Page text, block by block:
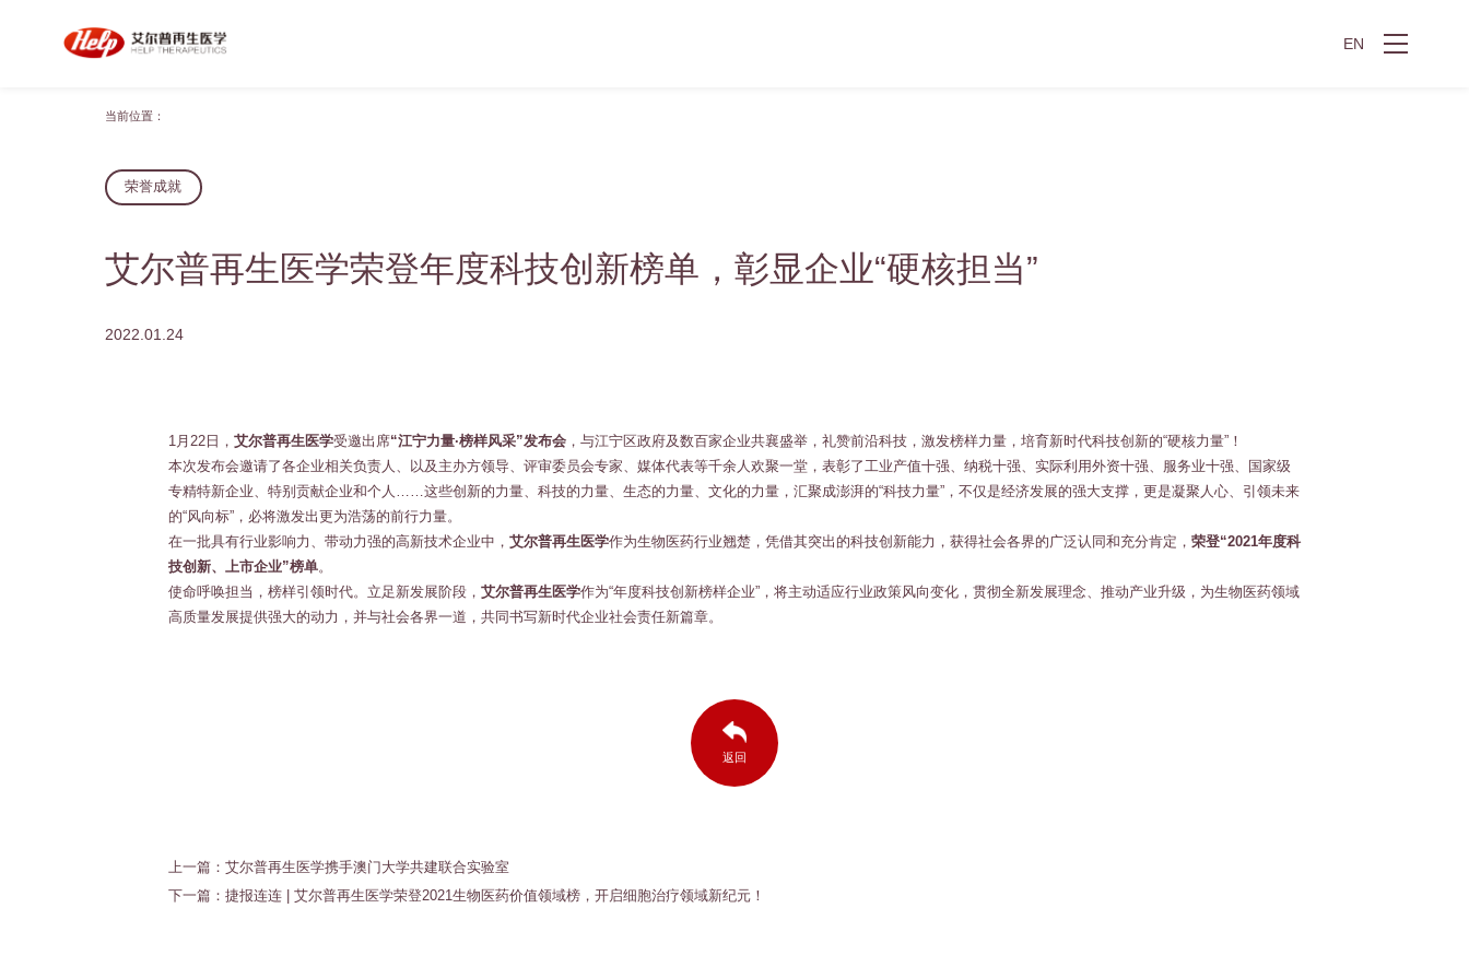
EN
当前位置：
荣誉成就
艾尔普再生医学荣登年度科技创新榜单，彰显企业“硬核担当”
2022.01.24
1月22日， 艾尔普再生医学受邀出席“江宁力量·榜样风采”发布会，与江宁区政府及数百家企业共襄盛举，礼赞前沿科技，激发榜样力量，培育新时代科技创新的“硬核力量”！
本次发布会邀请了各企业相关负责人、以及主办方领导、评审委员会专家、媒体代表等千余人欢聚一堂，表彰了工业产值十强、纳税十强、实际利用外资十强、服务业十强、国家级
专精特新企业、特别贡献企业和个人……这些创新的力量、科技的力量、生态的力量、文化的力量，汇聚成澎湃的“科技力量”，不仅是经济发展的强大支撑，更是凝聚人心、引领未来
的“风向标”，必将激发出更为浩荡的前行力量。
在一批具有行业影响力、带动力强的高新技术企业中， 艾尔普再生医学作为生物医药行业翘楚，凭借其突出的科技创新能力，获得社会各界的广泛认同和充分肯定， 荣登“2021年度科
技创新、上市企业”榜单。
使命呼唤担当，榜样引领时代。立足新发展阶段， 艾尔普再生医学作为“年度科技创新榜样企业”，将主动适应行业政策风向变化，贯彻全新发展理念、推动产业升级，为生物医药领域
高质量发展提供强大的动力，并与社会各界一道，共同书写新时代企业社会责任新篇章。
返回
上一篇：艾尔普再生医学携手澳门大学共建联合实验室
下一篇：捷报连连 | 艾尔普再生医学荣登2021生物医药价值领域榜，开启细胞治疗领域新纪元！